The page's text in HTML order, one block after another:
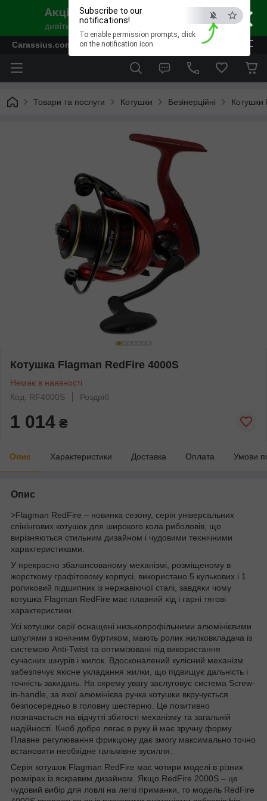
×
ESC
Subscribe to our
notifications!
To enable permission prompts, click
on the notification icon
Carassius.com.ua - Все для риболовлі та відпочинку
Товари та послуги Котушки Безінерційні Котушки
Котушка Flagman RedFire 4000S
Немає в наявності
Код: RF4000S
Роздріб
1 014 ₴
Опис Характеристики Доставка Оплата Умови
Опис
>Flagman RedFire – новинка сезону, серія універсальних
спінінгових котушок для широкого кола риболовів, що
вирізняються стильним дизайном і чудовими технічними
характеристиками.
У прекрасно збалансованому механізмі, розміщеному в
жорсткому графітовому корпусі, використано 5 кулькових і 1
роликовий підшипник із нержавіючої сталі, завдяки чому
котушка Flagman RedFire має плавний хід і гарні тягові
характеристики.
Усі котушки серії оснащені низькопрофільними алюмінієвими
шпулями з конічним буртиком, мають ролик жилковкладача із
системою Anti-Twist та оптимізовані під використання
сучасних шнурів і жилок. Вдосконалений кулісний механізм
забезпечує якісне укладання жилки, що підвищує дальність і
точність закидань. На окрему увагу заслуговує система Screw-
in-handle, за якої алюмінієва ручка котушки вкручується
безпосередньо в головну шестерню. Це позитивно
позначається на відчутті збитості механізму та загальній
надійності. Кноб добре лягає в руку й має зручну форму.
Плавне регулювання фрикціону дає змогу максимально точно
встановити необхідне гальмівне зусилля.
Серія котушок Flagman RedFire має чотири моделі в різних
розмірах із яскравим дизайном. Якщо RedFire 2000S – це
чудовий вибір для ловлі на легкі приманки, то модель RedFire